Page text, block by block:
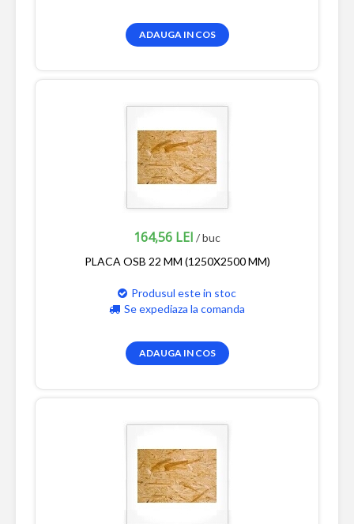
ADAUGA IN COS
164,56 LEI / buc
PLACA OSB 22 MM (1250X2500 MM)
Produsul este in stoc
Se expediaza la comanda
ADAUGA IN COS